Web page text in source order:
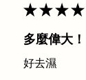
★★★★
多麼偉大！
好去濕